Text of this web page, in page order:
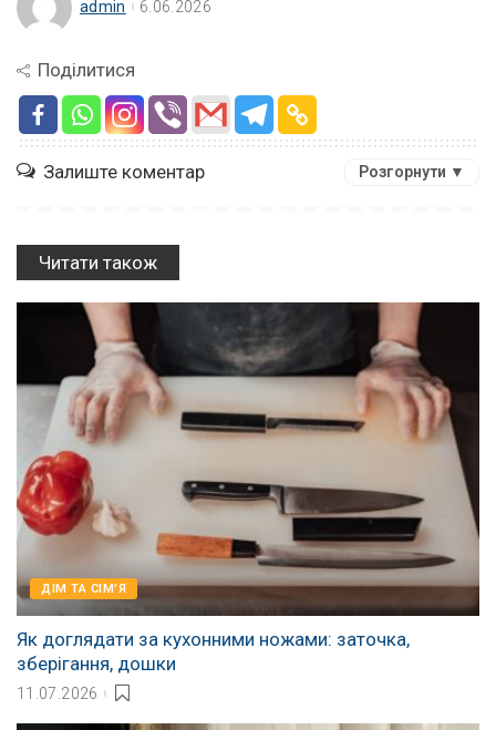
admin 6.06.2026
Поділитися
Залиште коментар Розгорнути ▼
Читати також
ДІМ ТА СІМ'Я
Як доглядати за кухонними ножами: заточка,
зберігання, дошки
11.07.2026